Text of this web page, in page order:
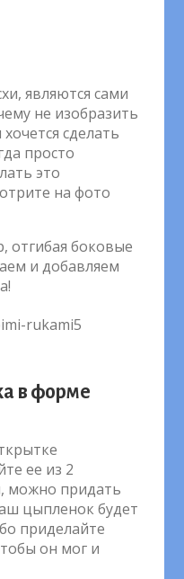
являются сами
не изобразить
сделать
просто
это
на фото
отгибая боковые
и добавляем
в форме
ее из 2
можно придать
цыпленок будет
приделайте
он мог и